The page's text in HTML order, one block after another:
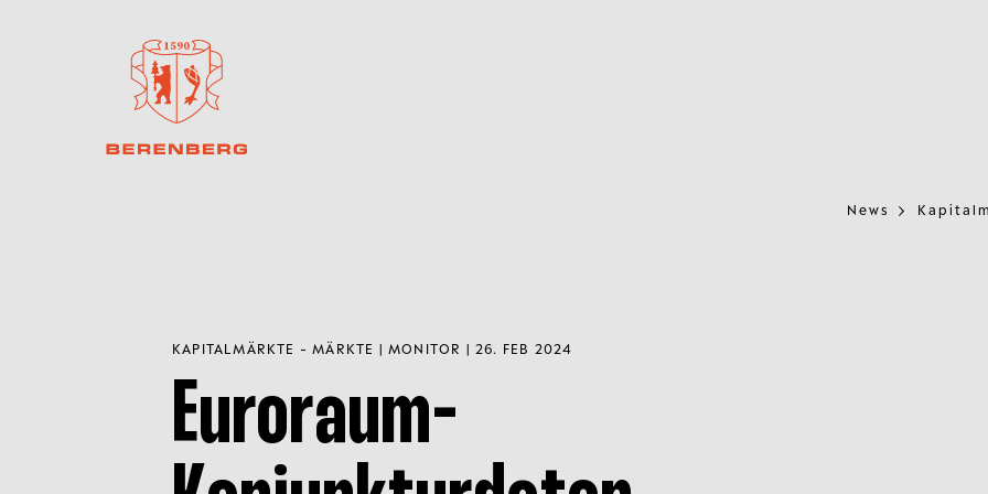
News
KAPITALMÄRKTE - MÄRKTE | MONITOR | 26. FEB 2024
Euroraum-